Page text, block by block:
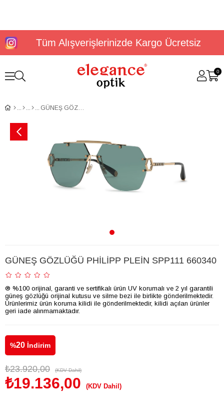
Tüm Alışverişlerinizde Kargo Ücretsiz
0
GÜNEŞ GÖZLÜĞÜ PHİLİPP PLEİN SPP111 660340
GÜNEŞ GÖZLÜĞÜ PHİLİPP PLEİN SPP111 660340
® %100 orijinal, garanti ve sertifikalı ürün UV korumalı ve 2 yıl garantili
güneş gözlüğü orijinal kutusu ve silme bezi ile birlikte gönderilmektedir.
Ürünlerimiz ürün koruma kilidi ile gönderilmektedir, kilidi açılan ürünler
geri iade alınmamaktadır.
%20 İndirim
₺23.920,00 (KDV Dahil)
₺19.136,00 (KDV Dahil)